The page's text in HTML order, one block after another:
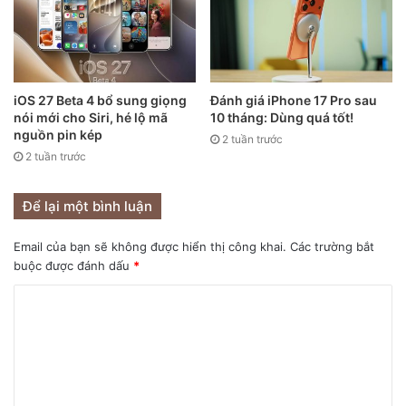
Tim Cook luôn là người có những phát ngôn bảo vệ quyền
riêng tư của người dùng.
iOS 27 Beta 4 bổ sung giọng
nói mới cho Siri, hé lộ mã
nguồn pin kép
2 tuần trước
Đánh giá iPhone 17 Pro sau
10 tháng: Dùng quá tốt!
2 tuần trước
Để lại một bình luận
Email của bạn sẽ không được hiển thị công khai. Các trường bắt
buộc được đánh dấu *